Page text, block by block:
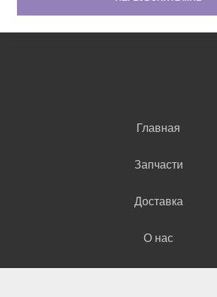
Главная
Запчасти
Доставка
О нас